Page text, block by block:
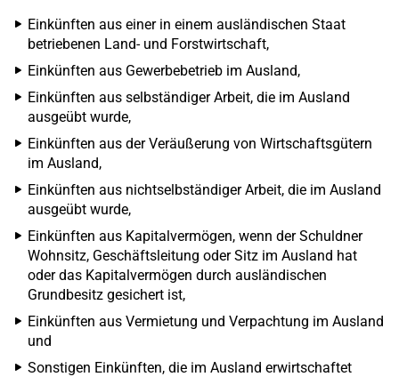
Einkünften aus einer in einem ausländischen Staat
betriebenen Land- und Forstwirtschaft,
Einkünften aus Gewerbebetrieb im Ausland,
Einkünften aus selbständiger Arbeit, die im Ausland
ausgeübt wurde,
Einkünften aus der Veräußerung von Wirtschaftsgütern
im Ausland,
Einkünften aus nichtselbständiger Arbeit, die im Ausland
ausgeübt wurde,
Einkünften aus Kapitalvermögen, wenn der Schuldner
Wohnsitz, Geschäftsleitung oder Sitz im Ausland hat
oder das Kapitalvermögen durch ausländischen
Grundbesitz gesichert ist,
Einkünften aus Vermietung und Verpachtung im Ausland
und
Sonstigen Einkünften, die im Ausland erwirtschaftet